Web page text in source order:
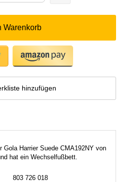
Warenkorb
hinzufügen
Gola Harrier Suede CMA192NY von
hat ein Wechselfußbett.
803 726 018